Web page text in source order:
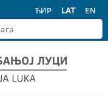
ЋИР LAT EN